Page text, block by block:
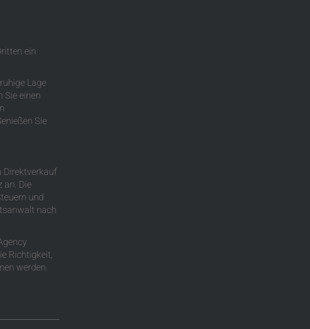
ein
Lage
Sie einen
Sie
Direktverkauf
an. Die
und
nach
Richtigkeit,
werden.